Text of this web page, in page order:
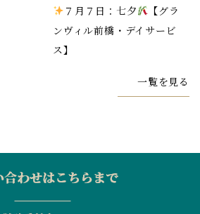
７月７日：七夕
【グラ
ンヴィル前橋・デイサービ
ス】
一覧を見る